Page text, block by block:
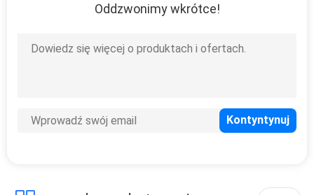
samowiercące
Oddzwonimy wkrótce!